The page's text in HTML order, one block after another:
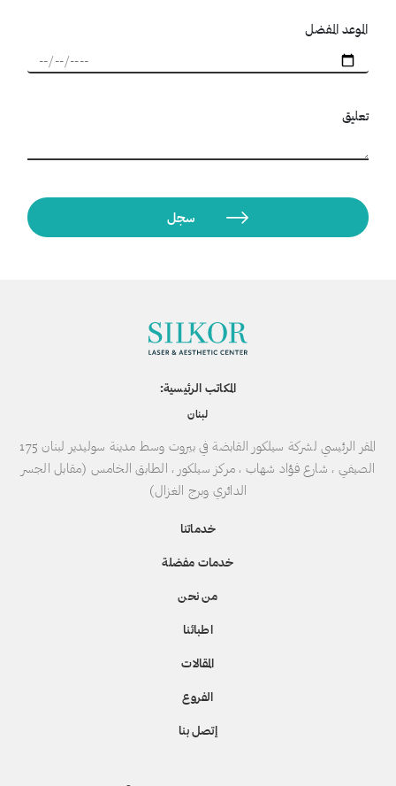
الموعد المفضل
تعليق
المكاتب الرئيسية:
لبنان
المقر الرئيسي لشركة سيلكور القابضة في بيروت وسط مدينة سوليدير لبنان 175
الصيفي ، شارع فؤاد شهاب ، مركز سيلكور ، الطابق الخامس (مقابل الجسر
الدائري وبرج الغزال)
خدماتنا
خدمات مفضلة
من نحن
اطبائنا
المقالات
الفروع
إتصل بنا